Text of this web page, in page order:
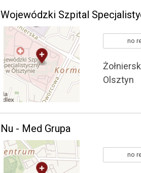
Wojewódzki Szpital
no
Olsztyn
Nu - Med Grupa
no